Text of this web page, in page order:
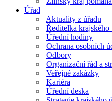
Úřad
Aktuality z úřadu
Ředitelka krajského
Úřední hodiny
Ochrana osobních
Odbory
Organizační řád a
Veřejné zakázky
Kariéra
Úřední deska